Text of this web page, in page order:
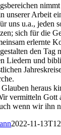
unserer Arbeit
uns u.a.,jeden
sich für die
erlernte
den Tag
Liedern und
Jahres
heraus
vermitteln Gott
wennwir ihn
2022-11-